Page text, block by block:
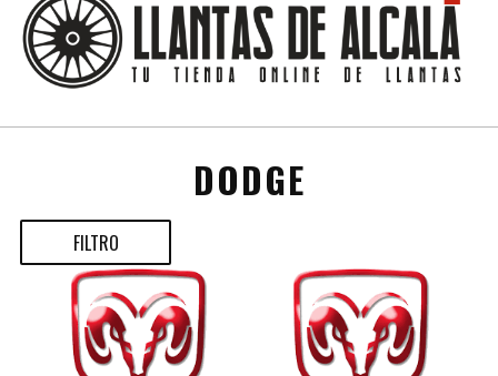
DODGE
FILTRO